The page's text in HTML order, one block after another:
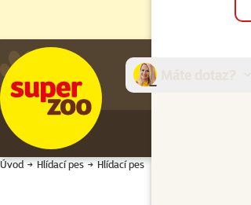
Úvod Hlídací pes Hlídací pes